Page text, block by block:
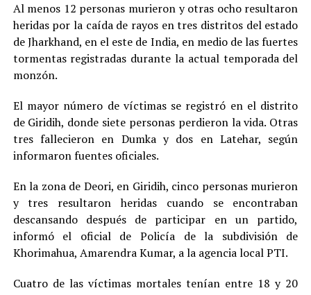
Al menos 12 personas murieron y otras ocho resultaron
heridas por la caída de rayos en tres distritos del estado
de Jharkhand, en el este de India, en medio de las fuertes
tormentas registradas durante la actual temporada del
monzón.
El mayor número de víctimas se registró en el distrito
de Giridih, donde siete personas perdieron la vida. Otras
tres fallecieron en Dumka y dos en Latehar, según
informaron fuentes oficiales.
En la zona de Deori, en Giridih, cinco personas murieron
y tres resultaron heridas cuando se encontraban
descansando después de participar en un partido,
informó el oficial de Policía de la subdivisión de
Khorimahua, Amarendra Kumar, a la agencia local PTI.
Cuatro de las víctimas mortales tenían entre 18 y 20